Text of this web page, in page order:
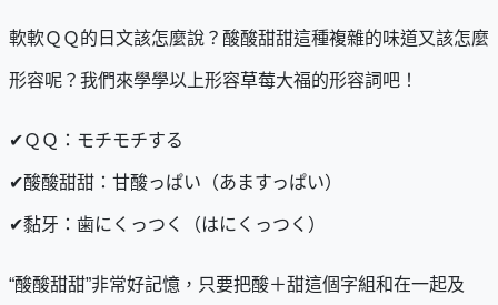
軟軟ＱＱ的日文該怎麼說？酸酸甜甜這種複雜的味道又該怎麼
形容呢？我們來學學以上形容草莓大福的形容詞吧！
✔ＱＱ：モチモチする
✔酸酸甜甜：甘酸っぱい（あますっぱい）
✔黏牙：歯にくっつく（はにくっつく）
“酸酸甜甜”非常好記憶，只要把酸＋甜這個字組和在一起及